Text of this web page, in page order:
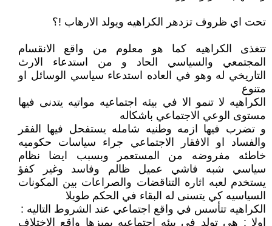
تحت اي ظروف تزدهر الكراهيه ويولد الارهاب !؟
تتغذى الكراهيه كما هو معلوم من واقع الانقسام
المجتمعي والسياسي الحاد و من استدعاء الارث
التاريخي له وهو في العاده استدعاء سياسي الوسائل او
متنوع
الكراهيه لا تنمو الا في بيئه اجتماعيه مواتيه يتدنى فيها
مستوى الوعي الاجتماعي باشكاله
و تضرب فيها ازمه وطنيه شامله يستفحل فيها الفقر
والفساد او الافقار الاجتماعي جراء سياسات حكوميه
خاطئه مفروضه من المستعمر وبسبب ايضا نظام
سياسي شبه فاشي عميل ظالم وفاسد وغير كفؤ
يستخدم لعبه اثاره التناقضات والصراعات بين المكونات
السياسيه كي يتسنى له البقاء في الحكم طويلا
الكراهيه تتأسس في واقع اجتماعي عند الشروط التاليه :
اولا : هي تولد في بيئه اجتماعيه يميزها واقع الاختلاف